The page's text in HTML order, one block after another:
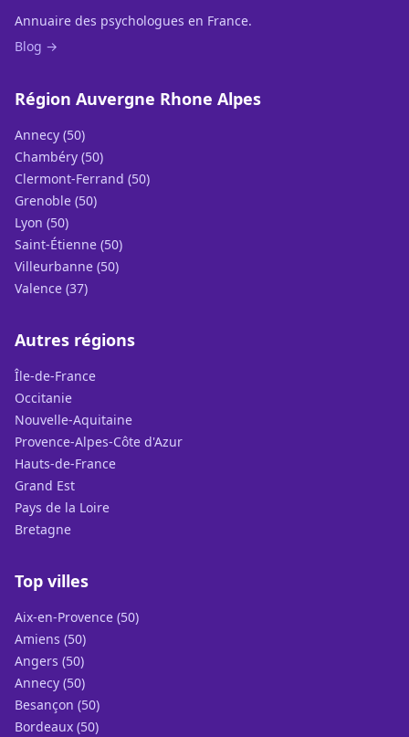
Annuaire des psychologues en France.
Blog →
Région Auvergne Rhone Alpes
Annecy (50)
Chambéry (50)
Clermont-Ferrand (50)
Grenoble (50)
Lyon (50)
Saint-Étienne (50)
Villeurbanne (50)
Valence (37)
Autres régions
Île-de-France
Occitanie
Nouvelle-Aquitaine
Provence-Alpes-Côte d'Azur
Hauts-de-France
Grand Est
Pays de la Loire
Bretagne
Top villes
Aix-en-Provence (50)
Amiens (50)
Angers (50)
Annecy (50)
Besançon (50)
Bordeaux (50)